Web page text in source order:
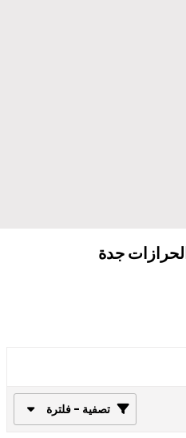
جدة
تصفية - فلترة